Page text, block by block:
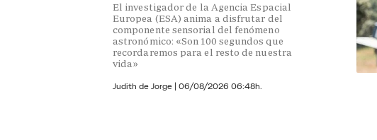
El investigador de la Agencia Espacial
Europea (ESA) anima a disfrutar del
componente sensorial del fenómeno
astronómico: «Son 100 segundos que
recordaremos para el resto de nuestra
vida»
Judith de Jorge | 06/08/2026 06:48h.